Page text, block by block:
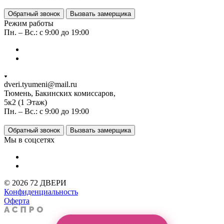
Обратный звонок Вызвать замерщика
Режим работы
Пн. – Вс.: с 9:00 до 19:00
dveri.tyumeni@mail.ru
Тюмень, Бакинских комиссаров,
5к2 (1 Этаж)
Пн. – Вс.: с 9:00 до 19:00
Обратный звонок Вызвать замерщика
Мы в соцсетях
© 2026 72 ДВЕРИ
Конфиденциальность
Оферта